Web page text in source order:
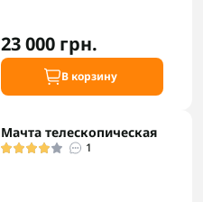
23 000 грн.
В корзину
Мачта телескопическая
1